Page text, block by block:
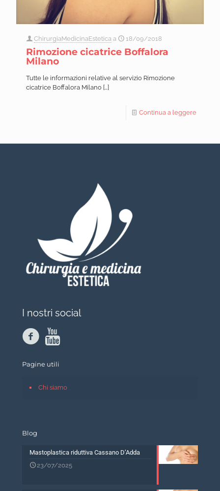
ChirurgiaMedicinaEstetica a 18/09/2018
Rimozione cicatrice Boffalora
Milano
Tutte le informazioni relative al servizio Rimozione
cicatrice Boffalora Milano […]
Continua a leggere
I nostri social
Pagine utili
Chi siamo
Blog
Mastoplastica riduttiva Cassano D’Adda
23/07/2025